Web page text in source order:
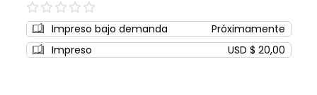
0%
Impreso bajo demanda
Próximamente
Impreso
USD $ 20,00